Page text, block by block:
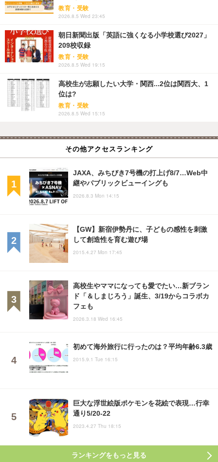
教育・受験
2026.8.5 Wed 23:45
朝日新聞出版「英語に強くなる小学校選び2027」
209校収録
教育・受験
2026.8.5 Wed 19:15
高校生が志願したい大学・関西...2位は関西大、1
位は?
教育・受験
2026.8.5 Wed 15:15
その他アクセスランキング
JAXA、みちびき7号機の打上げ8/7…Web中
継やパブリックビューイングも
2026.8.3 Mon 14:15
【GW】新宿伊勢丹に、子どもの感性を刺激
して創造性を育む遊び場
2015.4.27 Mon 17:45
高校生やママになっても愛でたい…新ブラン
ド「＆しまじろう」誕生、3/19からコラボカ
フェも
2026.3.18 Wed 16:45
初めて海外旅行に行ったのは？平均年齢6.3歳
2015.9.1 Tue 16:15
巨大な浮世絵版ポケモンを花絵で表現…行幸
通り5/20-22
2023.4.27 Thu 18:15
ランキングをもっと見る